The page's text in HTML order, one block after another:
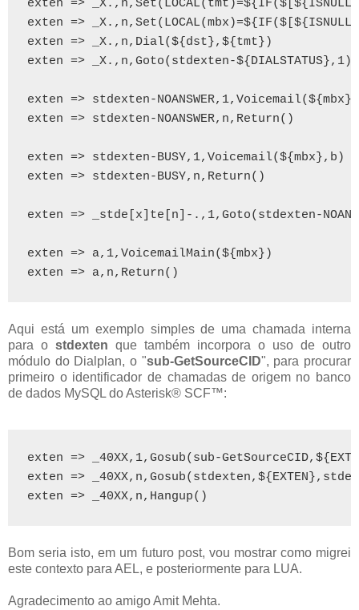
exten =>
exten =>
exten => _X.,n,Dial(${dst},${tmt})
exten => _X.,n,Goto(stdexten-${DIALSTATUS},1)
exten => stdexten-
exten => stdexten-NOANSWER,n,Return()
exten => stdexten-BUSY,1,Voicemail(${mbx},b)
exten => stdexten-BUSY,n,Return()
exten => _stde[x]te[n]-.,1,Goto(stdexten-
exten => a,1,VoicemailMain(${mbx})
exten => a,n,Return()
Aqui está um exemplo simples de uma chamada interna
para o stdexten que também incorpora o uso de outro
módulo do Dialplan, o "sub-GetSourceCID", para procurar
primeiro o identificador de chamadas de origem no banco
de dados MySQL do Asterisk® SCF™:
exten => _40XX,1,Gosub(sub-
exten =>
exten => _40XX,n,Hangup()
Bom seria isto, em um futuro post, vou mostrar como migrei
este contexto para AEL, e posteriormente para LUA.
Agradecimento ao amigo Amit Mehta.